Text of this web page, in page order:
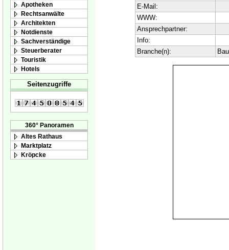
Apotheken
Rechtsanwälte
Architekten
Notdienste
Sachverständige
Steuerberater
Touristik
Hotels
Seitenzugriffe
360° Panoramen
Altes Rathaus
Marktplatz
Kröpcke
E-Mail:
WWW:
Ansprechpartner:
Info:
Branche(n):